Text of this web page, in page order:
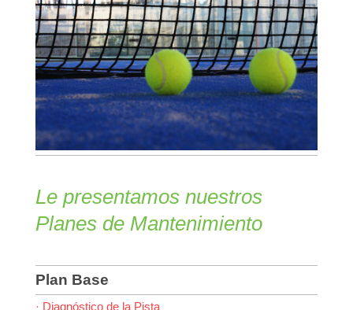
Le presentamos nuestros
Planes de Mantenimiento
Plan Base
· Diagnóstico de la Pista